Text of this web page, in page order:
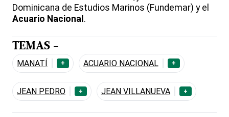
Dominicana de Estudios Marinos (Fundemar) y el
Acuario Nacional .
TEMAS -
MANATÍ + ACUARIO NACIONAL +
JEAN PEDRO + JEAN VILLANUEVA +